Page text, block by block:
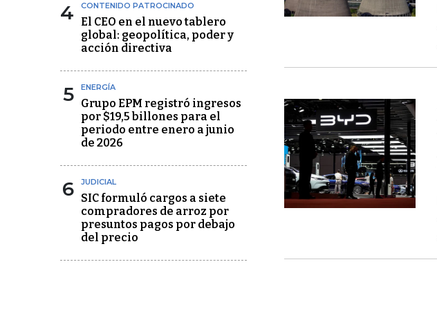
4 CONTENIDO PATROCINADO
El CEO en el nuevo tablero
global: geopolítica, poder y
acción directiva
5 ENERGÍA
Grupo EPM registró ingresos
por $19,5 billones para el
periodo entre enero a junio
de 2026
6 JUDICIAL
SIC formuló cargos a siete
compradores de arroz por
presuntos pagos por debajo
del precio